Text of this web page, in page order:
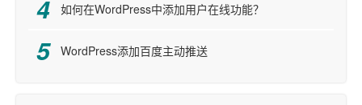
如何在WordPress中添加用户在线功能？
WordPress添加百度主动推送